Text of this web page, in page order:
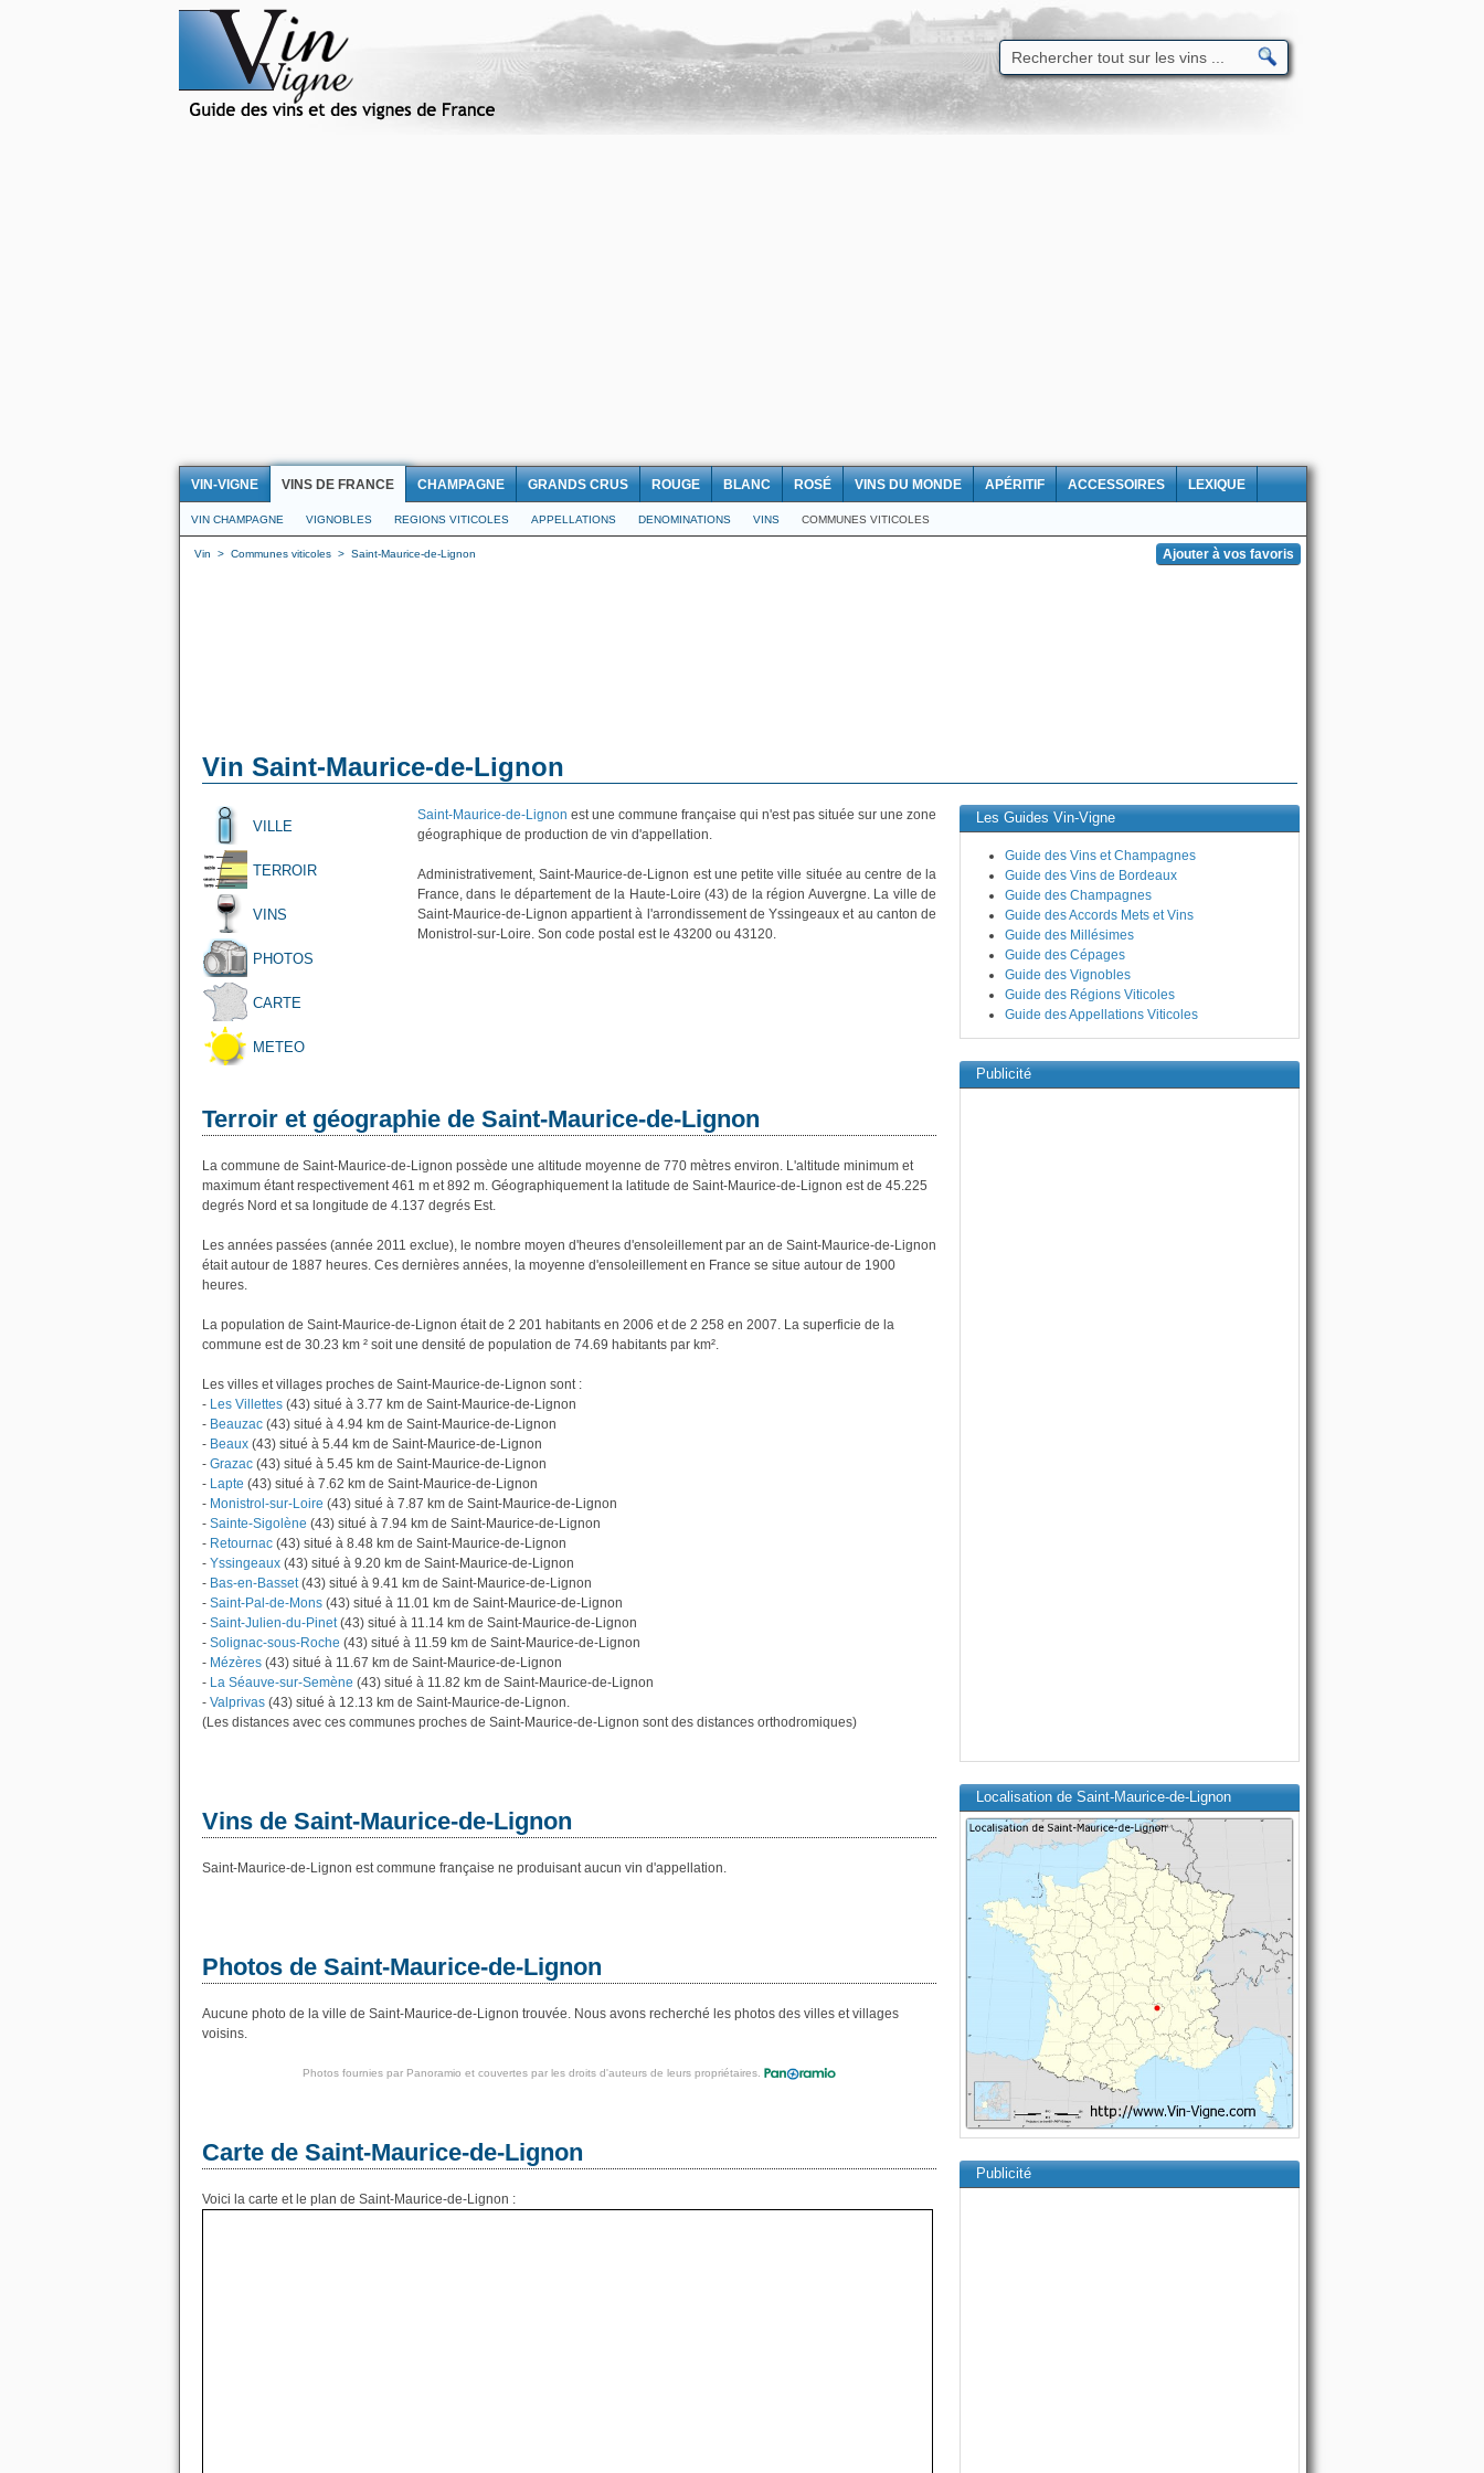
VIN-VIGNE VINS DE FRANCE CHAMPAGNE GRANDS CRUS ROUGE BLANC ROSÉ VINS DU MONDE APÉRITIF ACCESSOIRES LEXIQUE
VIN CHAMPAGNE VIGNOBLES REGIONS VITICOLES APPELLATIONS DENOMINATIONS VINS COMMUNES VITICOLES
Vin > Communes viticoles > Saint-Maurice-de-Lignon
Vin Saint-Maurice-de-Lignon
VILLE
TERROIR
VINS
PHOTOS
CARTE
METEO
Saint-Maurice-de-Lignon est une commune française qui n'est pas située sur une zone
géographique de production de vin d'appellation.
Administrativement, Saint-Maurice-de-Lignon est une petite ville située au centre de la
France, dans le département de la Haute-Loire (43) de la région Auvergne. La ville de
Saint-Maurice-de-Lignon appartient à l'arrondissement de Yssingeaux et au canton de
Monistrol-sur-Loire. Son code postal est le 43200 ou 43120.
Terroir et géographie de Saint-Maurice-de-Lignon
La commune de Saint-Maurice-de-Lignon possède une altitude moyenne de 770 mètres environ. L'altitude minimum et
maximum étant respectivement 461 m et 892 m. Géographiquement la latitude de Saint-Maurice-de-Lignon est de 45.225
degrés Nord et sa longitude de 4.137 degrés Est.
Les années passées (année 2011 exclue), le nombre moyen d'heures d'ensoleillement par an de Saint-Maurice-de-Lignon
était autour de 1887 heures. Ces dernières années, la moyenne d'ensoleillement en France se situe autour de 1900
heures.
La population de Saint-Maurice-de-Lignon était de 2 201 habitants en 2006 et de 2 258 en 2007. La superficie de la
commune est de 30.23 km ² soit une densité de population de 74.69 habitants par km².
Les villes et villages proches de Saint-Maurice-de-Lignon sont :
- Les Villettes (43) situé à 3.77 km de Saint-Maurice-de-Lignon
- Beauzac (43) situé à 4.94 km de Saint-Maurice-de-Lignon
- Beaux (43) situé à 5.44 km de Saint-Maurice-de-Lignon
- Grazac (43) situé à 5.45 km de Saint-Maurice-de-Lignon
- Lapte (43) situé à 7.62 km de Saint-Maurice-de-Lignon
- Monistrol-sur-Loire (43) situé à 7.87 km de Saint-Maurice-de-Lignon
- Sainte-Sigolène (43) situé à 7.94 km de Saint-Maurice-de-Lignon
- Retournac (43) situé à 8.48 km de Saint-Maurice-de-Lignon
- Yssingeaux (43) situé à 9.20 km de Saint-Maurice-de-Lignon
- Bas-en-Basset(43) situé à 9.41 km de Saint-Maurice-de-Lignon
- Saint-Pal-de-Mons (43) situé à 11.01 km de Saint-Maurice-de-Lignon
- Saint-Julien-du-Pinet(43) situé à 11.14 km de Saint-Maurice-de-Lignon
- Solignac-sous-Roche (43) situé à 11.59 km de Saint-Maurice-de-Lignon
- Mézères (43) situé à 11.67 km de Saint-Maurice-de-Lignon
- La Séauve-sur-Semène (43) situé à 11.82 km de Saint-Maurice-de-Lignon
- Valprivas (43) situé à 12.13 km de Saint-Maurice-de-Lignon.
(Les distances avec ces communes proches de Saint-Maurice-de-Lignon sont des distances orthodromiques)
Vins de Saint-Maurice-de-Lignon
Saint-Maurice-de-Lignon est commune française ne produisant aucun vin d'appellation.
Photos de Saint-Maurice-de-Lignon
Aucune photo de la ville de Saint-Maurice-de-Lignon trouvée. Nous avons recherché les photos des villes et villages
voisins.
Photos fournies par Panoramio et couvertes par les droits d'auteurs de leurs propriétaires.
Carte de Saint-Maurice-de-Lignon
Voici la carte et le plan de Saint-Maurice-de-Lignon :
Les Guides Vin-Vigne
Guide des Vins et Champagnes
Guide des Vins de Bordeaux
Guide des Champagnes
Guide des Accords Mets et Vins
Guide des Millésimes
Guide des Cépages
Guide des Vignobles
Guide des Régions Viticoles
Guide des Appellations Viticoles
Publicité
Localisation de Saint-Maurice-de-Lignon
Publicité